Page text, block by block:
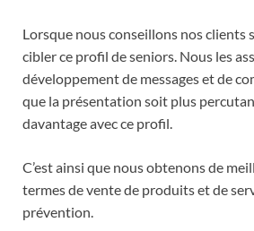
Lorsque nous conseillons nos clients
cibler ce profil de seniors. Nous les
développement de messages et de
que la présentation soit plus
davantage avec ce profil.
C’est ainsi que nous obtenons de
termes de vente de produits et de
prévention.